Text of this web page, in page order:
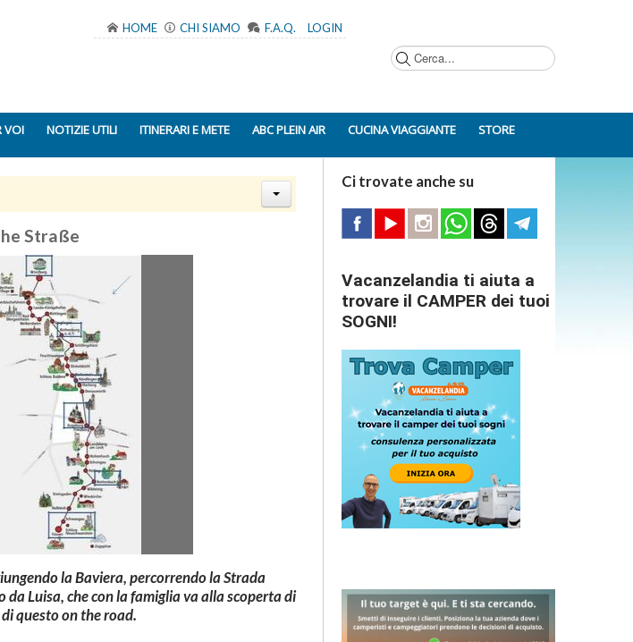
HOME CHI SIAMO F.A.Q. LOGIN
VOI NOTIZIE UTILI ITINERARI E METE ABC PLEIN AIR CUCINA VIAGGIANTE STORE
Straße
la Baviera, percorrendo la Strada
Luisa, che con la famiglia va alla scoperta di
questo on the road.
Ci trovate anche su
Vacanzelandia ti aiuta a
trovare il CAMPER dei tuoi
SOGNI!